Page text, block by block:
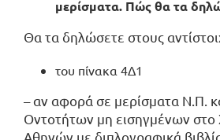
μερίσματα. Πώς θα τα
Θα τα δηλώσετε στους
του πίνακα 4Δ1
– αν αφορά σε μερίσματα Ν.Π.
Οντοτήτων μη εισηγμένων στο
Αθηνών με διπλογραφικά